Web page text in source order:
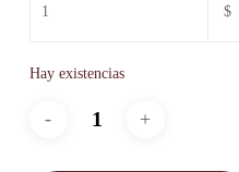
1
Hay existencias